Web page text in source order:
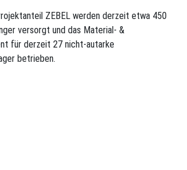
ZEBEL werden derzeit etwa 450
versorgt und das Material- &
für derzeit 27 nicht-autarke
betrieben.